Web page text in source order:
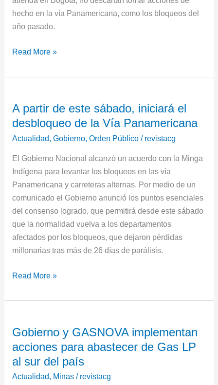
hecho en la vía Panamericana, como los bloqueos del
año pasado.
Read More »
A partir de este sábado, iniciará el
desbloqueo de la Vía Panamericana
Actualidad,Gobierno,Orden Público / revistacg
El Gobierno Nacional alcanzó un acuerdo con la Minga
Indígena para levantar los bloqueos en las vía
Panamericana y carreteras alternas. Por medio de un
comunicado el Gobierno anunció los puntos esenciales
del consenso logrado, que permitirá desde este sábado
que la normalidad vuelva a los departamentos
afectados por los bloqueos, que dejaron pérdidas
millonarias tras más de 26 días de parálisis.
partir
de
este
iniciará
el
desbloqueo
de
la
Vía
Panamericana
Read More »
Gobierno y GASNOVA implementan
acciones para abastecer de Gas LP
al sur del país
Actualidad, Minas / revistacg
y
GASNOVA
implementan
acciones